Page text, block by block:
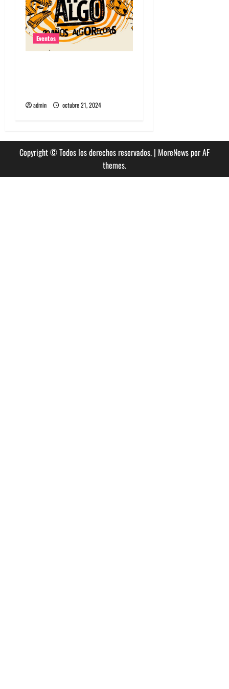
Eventos
admin octubre 21, 2024
Copyright © Todos los derechos reservados. | MoreNewspor AF
themes.